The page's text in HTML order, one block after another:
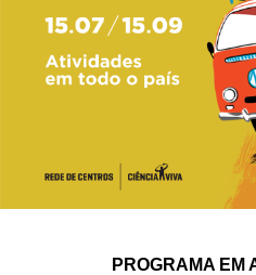
PROGRAMA EM